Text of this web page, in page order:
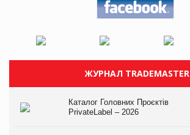
ЖУРНАЛ TRADEMASTER
Каталог Головних Проєктів
PrivateLabel – 2026